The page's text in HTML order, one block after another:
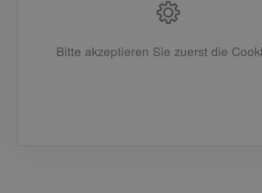
Bitte akzeptieren Sie zuerst die